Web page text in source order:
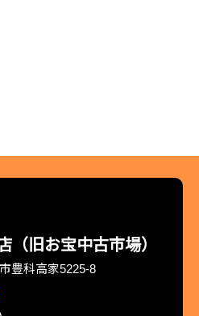
（旧お宝中古市場）
豊科高家5225-8